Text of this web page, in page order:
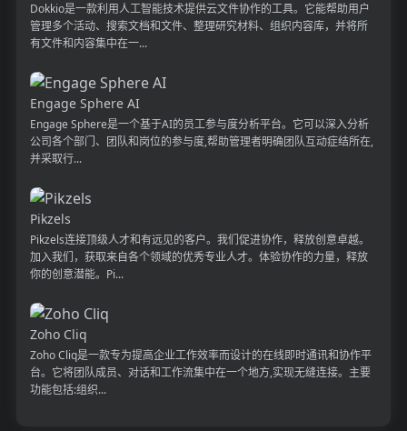
Dokkio是一款利用人工智能技术提供云文件协作的工具。它能帮助用户
管理多个活动、搜索文档和文件、整理研究材料、组织内容库，并将所
有文件和内容集中在一...
Engage Sphere AI
Engage Sphere是一个基于AI的员工参与度分析平台。它可以深入分析
公司各个部门、团队和岗位的参与度,帮助管理者明确团队互动症结所在,
并采取行...
Pikzels
Pikzels连接顶级人才和有远见的客户。我们促进协作，释放创意卓越。
加入我们，获取来自各个领域的优秀专业人才。体验协作的力量，释放
你的创意潜能。Pi...
Zoho Cliq
Zoho Cliq是一款专为提高企业工作效率而设计的在线即时通讯和协作平
台。它将团队成员、对话和工作流集中在一个地方,实现无缝连接。主要
功能包括:组织...